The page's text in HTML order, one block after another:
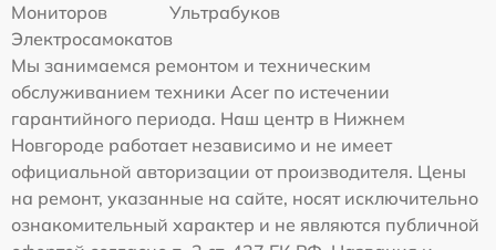
Мониторов
Ультрабуков
Электросамокатов
Мы занимаемся ремонтом и техническим
обслуживанием техники Acer по истечении
гарантийного периода. Наш центр в Нижнем
Новгороде работает независимо и не имеет
официальной авторизации от производителя. Цены
на ремонт, указанные на сайте, носят исключительно
ознакомительный характер и не являются публичной